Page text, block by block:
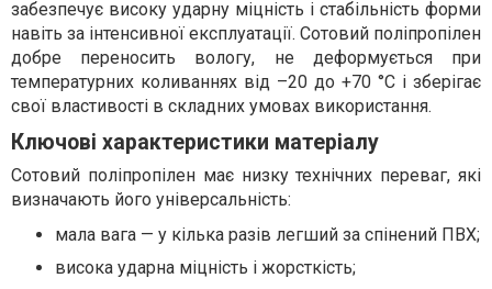
забезпечує високу ударну міцність і стабільність форми
навіть за інтенсивної експлуатації. Сотовий поліпропілен
добре переносить вологу, не деформується при
температурних коливаннях від –20 до +70 °C і зберігає
свої властивості в складних умовах використання.
Ключові характеристики матеріалу
Сотовий поліпропілен має низку технічних переваг, які
визначають його універсальність:
мала вага — у кілька разів легший за спінений ПВХ;
висока ударна міцність і жорсткість;